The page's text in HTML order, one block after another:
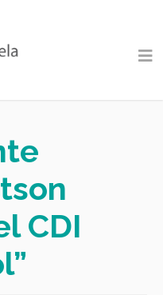
CDI